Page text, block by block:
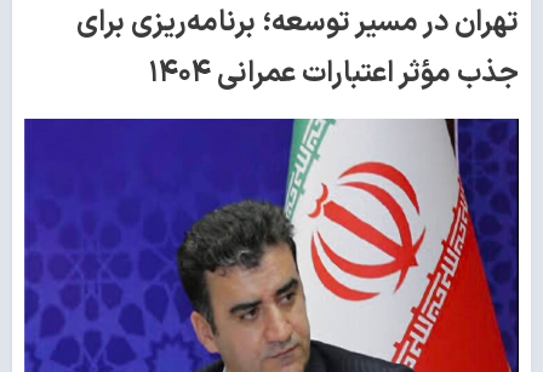
تهران در مسیر توسعه؛ برنامه‌ریزی برای
جذب مؤثر اعتبارات عمرانی ۱۴۰۴